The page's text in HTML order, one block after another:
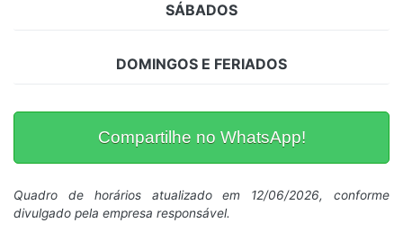
SÁBADOS
DOMINGOS E FERIADOS
Compartilhe no WhatsApp!
Quadro de horários atualizado em 12/06/2026, conforme
divulgado pela empresa responsável.